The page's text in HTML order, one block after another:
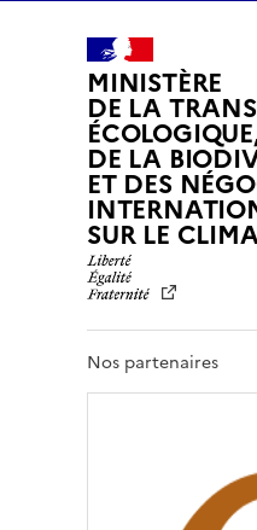
MINISTÈRE
DE LA
DE LA
ET DES
SUR LE
Nos partenaires